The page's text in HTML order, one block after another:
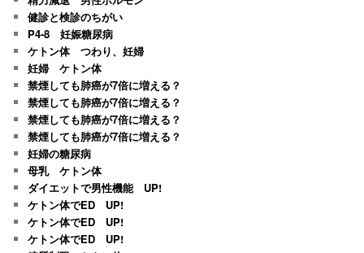
健診と検診のちがい
P4-8 妊娠糖尿病
ケトン体 つわり、妊婦
妊婦 ケトン体
禁煙しても肺癌が7倍に増える？
禁煙しても肺癌が7倍に増える？
禁煙しても肺癌が7倍に増える？
禁煙しても肺癌が7倍に増える？
妊婦の糖尿病
母乳 ケトン体
ダイエットで男性機能 UP!
ケトン体でED UP!
ケトン体でED UP!
ケトン体でED UP!